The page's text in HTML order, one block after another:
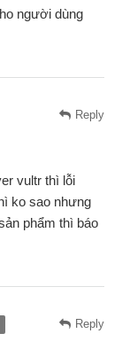
người dùng
Reply
vultr thì lỗi
ko sao nhưng
phẩm thì báo
Reply